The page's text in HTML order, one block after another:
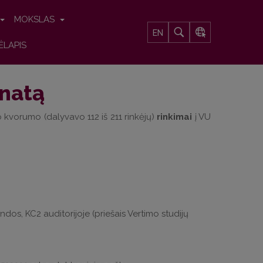
MOKSLAS
EN
(dalyvavo 112 iš 211 rinkėjų) rinkimai į VU
KC2 auditorijoje (priešais Vertimo studijų